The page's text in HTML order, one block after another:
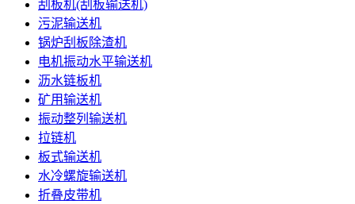
刮板机(刮板输送机)
污泥输送机
锅炉刮板除渣机
电机振动水平输送机
沥水链板机
矿用输送机
振动整列输送机
拉链机
板式输送机
水冷螺旋输送机
折叠皮带机